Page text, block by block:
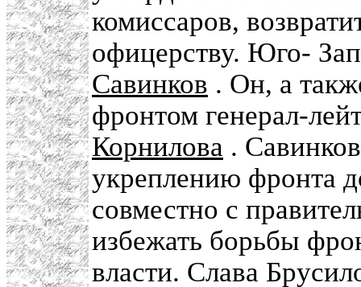
комиссаров,
офицерству. Юго-
Савинков . Он, а
фронтом генерал-
Корнилова .
укреплению фронта
совместно с
избежать борьбы
власти. Слава